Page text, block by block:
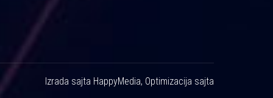
Izrada sajta HappyMedia, Optimizacija sajta